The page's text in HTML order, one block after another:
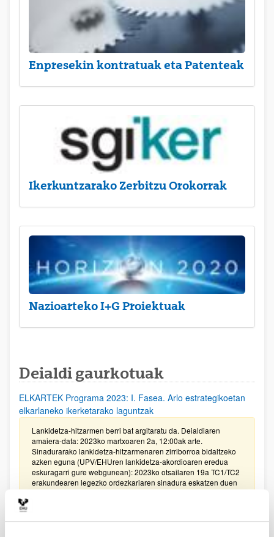
Enpresekin kontratuak eta Patenteak
Ikerkuntzarako Zerbitzu Orokorrak
Nazioarteko I+G Proiektuak
Deialdi gaurkotuak
ELKARTEK Programa 2023: I. Fasea. Arlo estrategikoetan
elkarlaneko ikerketarako laguntzak
Lankidetza-hitzarmen berri bat argitaratu da. Deialdiaren
amaiera-data: 2023ko martxoaren 2a, 12:00ak arte.
Sinadurarako lankidetza-hitzarmenaren zirriborroa bidaltzeko
azken eguna (UPV/EHUren lankidetza-akordioaren eredua
eskuragarri gure webgunean): 2023ko otsailaren 19a TC1/TC2
erakundearen legezko ordezkariaren sinadura eskatzen duen
dokumentazioa bidaltzeko azken eguna (Aplikazioaren 5.